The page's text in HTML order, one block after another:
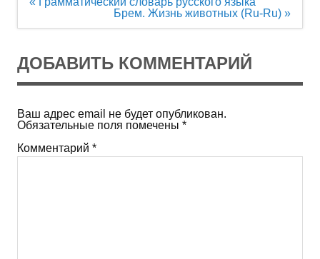
Брем. Жизнь животных (Ru-Ru) »
ДОБАВИТЬ КОММЕНТАРИЙ
Ваш адрес email не будет опубликован.
Обязательные поля помечены *
Комментарий *